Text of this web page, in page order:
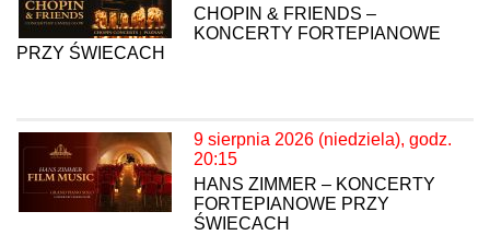
CHOPIN & FRIENDS –
KONCERTY FORTEPIANOWE
PRZY ŚWIECACH
9 sierpnia 2026 (niedziela), godz.
20:15
HANS ZIMMER – KONCERTY
FORTEPIANOWE PRZY
ŚWIECACH